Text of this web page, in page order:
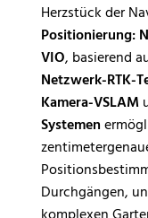
Herzstück der
Positionierung:
VIO, basierend
Netzwerk-RTK-
Kamera-VSLAM
Systemen
Durchgängen,